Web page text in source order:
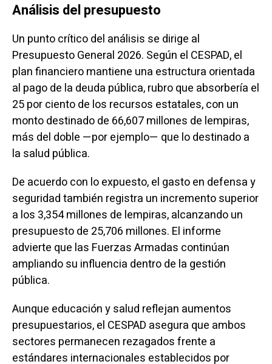
Análisis del presupuesto
Un punto crítico del análisis se dirige al
Presupuesto General 2026. Según el CESPAD, el
plan financiero mantiene una estructura orientada
al pago de la deuda pública, rubro que absorbería el
25 por ciento de los recursos estatales, con un
monto destinado de 66,607 millones de lempiras,
más del doble —por ejemplo— que lo destinado a
la salud pública.
De acuerdo con lo expuesto, el gasto en defensa y
seguridad también registra un incremento superior
a los 3,354 millones de lempiras, alcanzando un
presupuesto de 25,706 millones. El informe
advierte que las Fuerzas Armadas continúan
ampliando su influencia dentro de la gestión
pública.
Aunque educación y salud reflejan aumentos
presupuestarios, el CESPAD asegura que ambos
sectores permanecen rezagados frente a
estándares internacionales establecidos por